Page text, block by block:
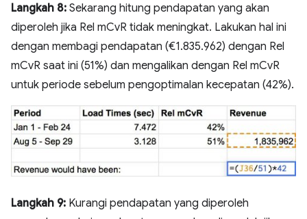
Langkah 8: Sekarang hitung pendapatan yang akan
diperoleh jika Rel mCvR tidak meningkat. Lakukan hal ini
dengan membagi pendapatan (€1.835.962) dengan Rel
mCvR saat ini (51%) dan mengalikan dengan Rel mCvR
untuk periode sebelum pengoptimalan kecepatan (42%).
Langkah 9: Kurangi pendapatan yang diperoleh